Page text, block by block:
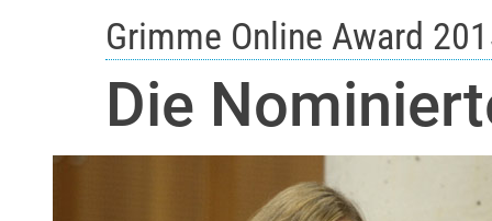
Grimme Online Award
Die